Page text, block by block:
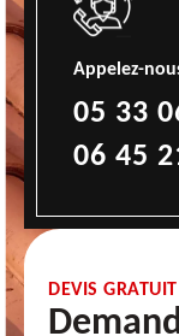
Appelez-
05 33
06 45
DEVIS GRATUIT